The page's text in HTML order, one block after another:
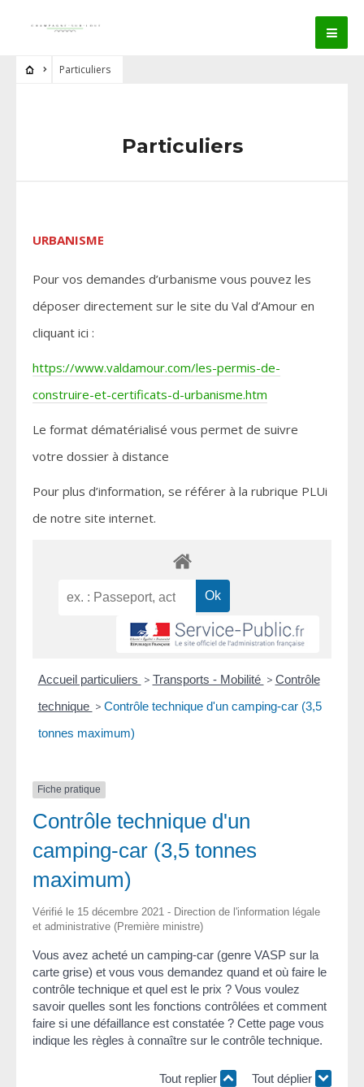
Particuliers
Particuliers
URBANISME
Pour vos demandes d’urbanisme vous pouvez les
déposer directement sur le site du Val d’Amour en
cliquant ici :
https://www.valdamour.com/les-permis-de-
construire-et-certificats-d-urbanisme.htm
Le format dématérialisé vous permet de suivre
votre dossier à distance
Pour plus d’information, se référer à la rubrique PLUi
de notre site internet.
Accueil particuliers > Transports - Mobilité > Contrôle
technique > Contrôle technique d'un camping-car (3,5
tonnes maximum)
Fiche pratique
Contrôle technique d'un
camping-car (3,5 tonnes
maximum)
Vérifié le 15 décembre 2021 - Direction de l'information légale
et administrative (Première ministre)
Vous avez acheté un camping-car (genre VASP sur la
carte grise) et vous vous demandez quand et où faire le
contrôle technique et quel est le prix ? Vous voulez
savoir quelles sont les fonctions contrôlées et comment
faire si une défaillance est constatée ? Cette page vous
indique les règles à connaître sur le contrôle technique.
Tout replier Tout déplier